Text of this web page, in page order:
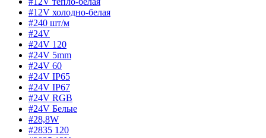
#12V холодно-белая
#240 шт/м
#24V
#24V 120
#24V 5mm
#24V 60
#24V IP65
#24V IP67
#24V RGB
#24V Белые
#28,8W
#2835 120